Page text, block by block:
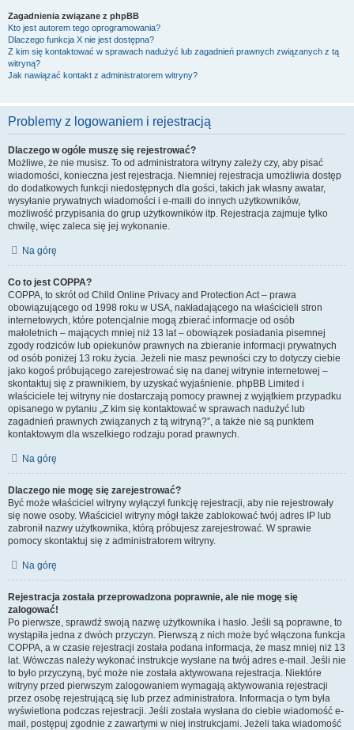
Zagadnienia związane z phpBB
Kto jest autorem tego oprogramowania?
Dlaczego funkcja X nie jest dostępna?
Z kim się kontaktować w sprawach nadużyć lub zagadnień prawnych związanych z tą
witryną?
Jak nawiązać kontakt z administratorem witryny?
Problemy z logowaniem i rejestracją
Dlaczego w ogóle muszę się rejestrować?
Możliwe, że nie musisz. To od administratora witryny zależy czy, aby pisać
wiadomości, konieczna jest rejestracja. Niemniej rejestracja umożliwia dostęp
do dodatkowych funkcji niedostępnych dla gości, takich jak własny awatar,
wysyłanie prywatnych wiadomości i e-maili do innych użytkowników,
możliwość przypisania do grup użytkowników itp. Rejestracja zajmuje tylko
chwilę, więc zaleca się jej wykonanie.
Na górę
Co to jest COPPA?
COPPA, to skrót od Child Online Privacy and Protection Act – prawa
obowiązującego od 1998 roku w USA, nakładającego na właścicieli stron
internetowych, które potencjalnie mogą zbierać informacje od osób
małoletnich – mających mniej niż 13 lat – obowiązek posiadania pisemnej
zgody rodziców lub opiekunów prawnych na zbieranie informacji prywatnych
od osób poniżej 13 roku życia. Jeżeli nie masz pewności czy to dotyczy ciebie
jako kogoś próbującego zarejestrować się na danej witrynie internetowej –
skontaktuj się z prawnikiem, by uzyskać wyjaśnienie. phpBB Limited i
właściciele tej witryny nie dostarczają pomocy prawnej z wyjątkiem przypadku
opisanego w pytaniu „Z kim się kontaktować w sprawach nadużyć lub
zagadnień prawnych związanych z tą witryną?”, a także nie są punktem
kontaktowym dla wszelkiego rodzaju porad prawnych.
Na górę
Dlaczego nie mogę się zarejestrować?
Być może właściciel witryny wyłączył funkcję rejestracji, aby nie rejestrowały
się nowe osoby. Właściciel witryny mógł także zablokować twój adres IP lub
zabronił nazwy użytkownika, którą próbujesz zarejestrować. W sprawie
pomocy skontaktuj się z administratorem witryny.
Na górę
Rejestracja została przeprowadzona poprawnie, ale nie mogę się
zalogować!
Po pierwsze, sprawdź swoją nazwę użytkownika i hasło. Jeśli są poprawne, to
wystąpiła jedna z dwóch przyczyn. Pierwszą z nich może być włączona funkcja
COPPA, a w czasie rejestracji została podana informacja, że masz mniej niż 13
lat. Wówczas należy wykonać instrukcje wysłane na twój adres e-mail. Jeśli nie
to było przyczyną, być może nie została aktywowana rejestracja. Niektóre
witryny przed pierwszym zalogowaniem wymagają aktywowania rejestracji
przez osobę rejestrującą się lub przez administratora. Informacja o tym była
wyświetlona podczas rejestracji. Jeśli została wysłana do ciebie wiadomość e-
mail, postępuj zgodnie z zawartymi w niej instrukcjami. Jeżeli taka wiadomość